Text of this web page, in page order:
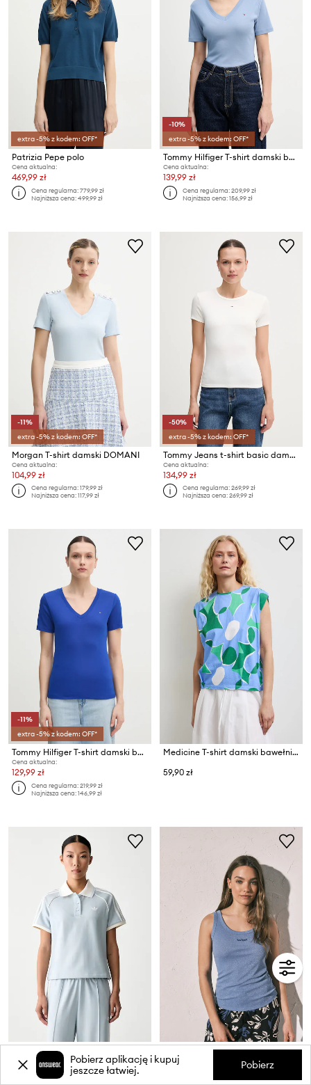
extra -5% z kodem: OFF*
Patrizia Pepe polo
Cena aktualna:
469,99 zł
Cena regularna:779,99 zł
Najniższa cena:499,99 zł
-10%
extra -5% z kodem: OFF*
Tommy Hilfiger T-shirt damski bawełniany
Cena aktualna:
139,99 zł
Cena regularna:209,99 zł
Najniższa cena:156,99 zł
-11%
extra -5% z kodem: OFF*
Morgan T-shirt damski DOMANI
Cena aktualna:
104,99 zł
Cena regularna:179,99 zł
Najniższa cena:117,99 zł
-50%
extra -5% z kodem: OFF*
Tommy Jeans t-shirt basic damski bawełniany z elastanem 2-pack
Cena aktualna:
134,99 zł
Cena regularna:269,99 zł
Najniższa cena:269,99 zł
-11%
extra -5% z kodem: OFF*
Tommy Hilfiger T-shirt damski bawełniany
Cena aktualna:
129,99 zł
Cena regularna:219,99 zł
Najniższa cena:146,99 zł
Medicine T-shirt damski bawełniany
59,90 zł
adidas Originals polo damskie
239,99 zł
women'secret top damski
Pobierz aplikację i kupuj
jeszcze łatwiej.
Pobierz